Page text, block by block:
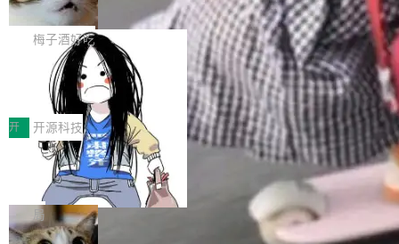
但对于金融、能源、医疗等对数据安全要求较...
Token花在哪里、算力是否被充分利用，以及持
续增长的AI成本该如何优化。 深信服AI算力网关
正是围绕这些实际问题，从Token治理和成本治
理两个方面，让用户的每一份算力都看得清、管
得住、用得稳、省得下、更安全！ 一、从现在开
始，Token使用一目...
不是一个人走。一同离开的还有 Sanjay Ghema
wat（Google 员工编号 23，Jeff Dean 二十多
年的编程搭档，MapReduce 和 Bigtable 的共同
作者）、Quoc Le（Google 大脑核心成员，Se
q2Seq 和 DocAI 的共同发明人）以及 Oriol Vin
yals（Gemini 联合负责人，AlphaSta...
字体可调、22 种语言、记忆搜索增强
打开终端就能上岗的全中文编码智能体，这一轮
把「看得清、用母语、记得住」三件事一次补
齐。 SolonCode 是什么 SolonCode 是杭州无
耳科技研发的企业级终端编码智能体——一位全
中文驱动的数字员工，自主理解需求、规划步
骤、编写代码。不挑模型、不挑平台，curl 一行
装完即用。 开源地址：Gitee · GitCode · GitHu
b 安装 支持 Java 8+（8~26）、macOS / Linu
x / Windows / Harmony PC。 # macOS / Linu
x / Harmony PC curl -fsSL https://solon.noea
r.org/solon...
梅子酒好吃
让“代码语义理解”深度释放AI Coding
价值潜能：华为云码道（CodeArts）
代码仓技术解析
一、代码仓深度理解技术的作用与价值 在软件工
程实践中，代码仓是企业核心知识资产的主要载
体。企业级代码仓库通常包含数十万乃至数百万
个文件，其规模远超单次模型调用可承载的上下
文窗口。随着项目规模的持续扩张与代码历史的
不断累积，代码仓中的模块关系、接口契约、业
务逻辑等关键信息往往分散于数十乃至数百个文
开 开源科技
一条“删库”命令跑 17 小时，算法工程
师删光 89TB 数据只为干私活
最高人民检察院8月4日公布了一起案件：北京一
名90后算法工程师王某，为了给自己接的私活腾
服务器空间，删光了公司AI游戏部门的全部核心
局